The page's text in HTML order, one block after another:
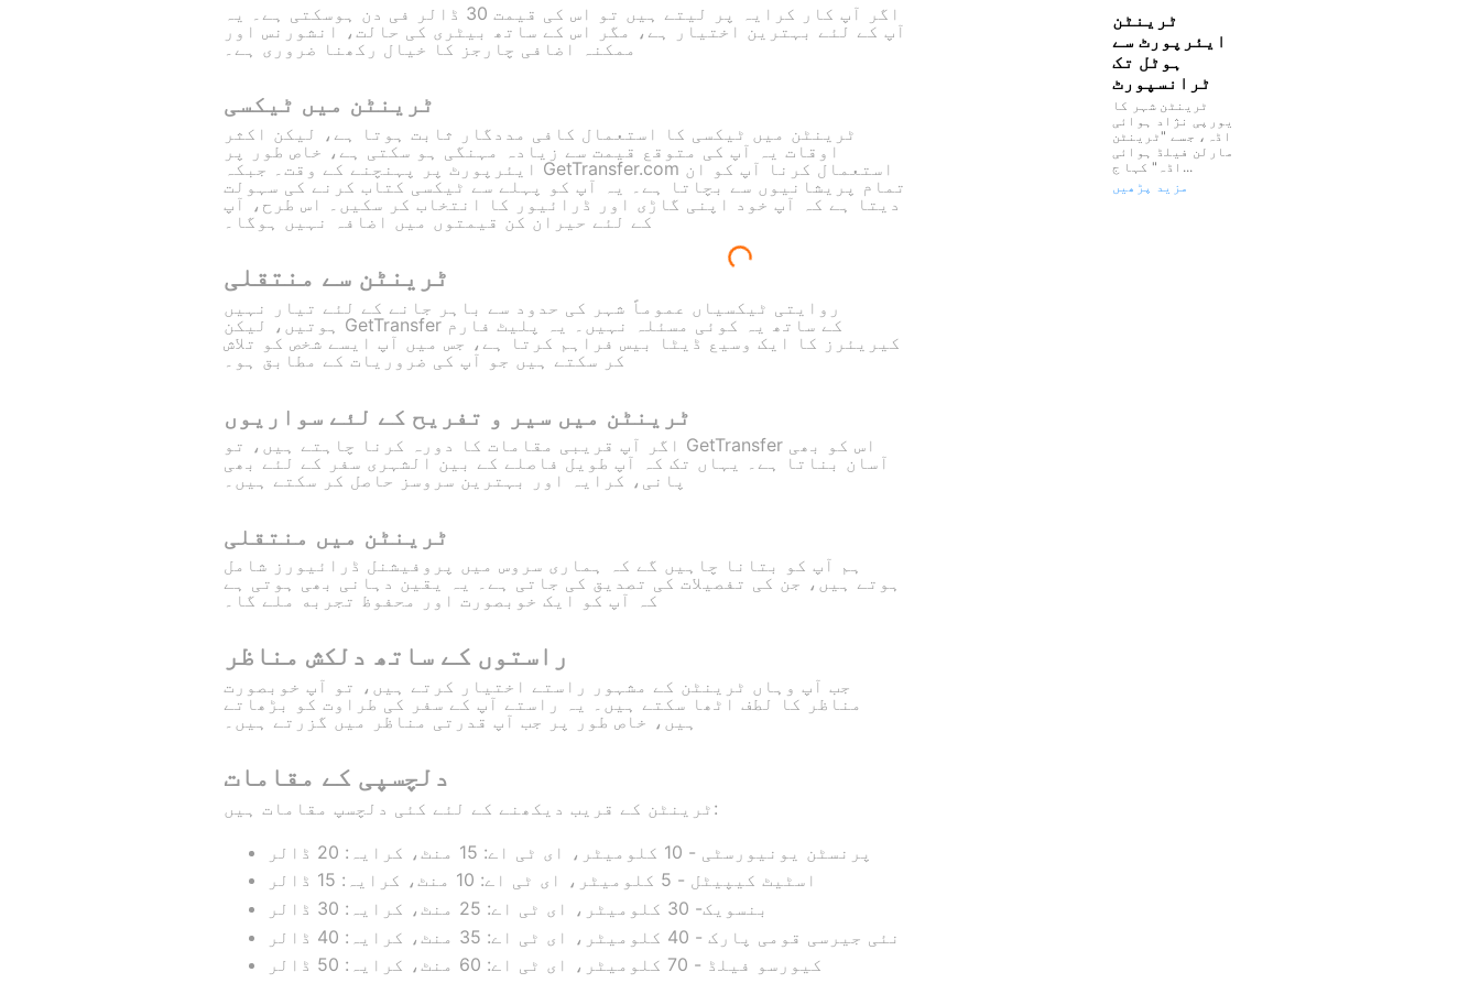
اگر آپ کار کرایہ پر لیتے ہیں تو اس کی قیمت 30 ڈالر فی دن ہوسکتی ہے۔ یہ
آپ کے لئے بہترین اختیار ہے، مگر اس کے ساتھ بیٹری کی حالت، انشورنس اور
ممکنہ اضافی چارجز کا خیال رکھنا ضروری ہے۔
ٹرینٹن میں ٹیکسی
ٹرینٹن میں ٹیکسی کا استعمال کافی مددگار ثابت ہوتا ہے، لیکن اکثر
اوقات یہ آپ کی متوقع قیمت سے زیادہ مہنگی ہو سکتی ہے، خاص طور پر
ایئرپورٹ پر پہنچنے کے وقت۔ جبکہ GetTransfer.com استعمال کرنا آپ کو ان
تمام پریشانیوں سے بچاتا ہے۔ یہ آپ کو پہلے سے ٹیکسی کتاب کرنے کی سہولت
دیتا ہے کہ آپ خود اپنی گاڑی اور ڈرائیور کا انتخاب کر سکیں۔ اس طرح، آپ
کے لئے حیران کن قیمتوں میں اضافہ نہیں ہوگا۔
ٹرینٹن سے منتقلی
روایتی ٹیکسیاں عموماً شہر کی حدود سے باہر جانے کے لئے تیار نہیں
ہوتیں، لیکن GetTransfer کے ساتھ یہ کوئی مسئلہ نہیں۔ یہ پلیٹ فارم
کیریئرز کا ایک وسیع ڈیٹا بیس فراہم کرتا ہے، جس میں آپ ایسے شخص کو تلاش
کر سکتے ہیں جو آپ کی ضروریات کے مطابق ہو۔
ٹرینٹن میں سیر و تفریح کے لئے سواریوں
اگر آپ قریبی مقامات کا دورہ کرنا چاہتے ہیں، تو GetTransfer اس کو بھی
آسان بناتا ہے۔ یہاں تک کہ آپ طویل فاصلے کے بین الشہری سفر کے لئے بھی
پانی، کرایہ اور بہترین سروسز حاصل کر سکتے ہیں۔
ٹرینٹن میں منتقلی
ہم آپ کو بتانا چاہیں گے کہ ہماری سروس میں پروفیشنل ڈرائیورز شامل
ہوتے ہیں، جن کی تفصیلات کی تصدیق کی جاتی ہے۔ یہ یقین دہانی بھی ہوتی ہے
کہ آپ کو ایک خوبصورت اور محفوظ تجربه ملے گا۔
راستوں کے ساتھ دلکش مناظر
جب آپ وہاں ٹرینٹن کے مشہور راستے اختیار کرتے ہیں، تو آپ خوبصورت
مناظر کا لطف اٹھا سکتے ہیں۔ یہ راستے آپ کے سفر کی طراوت کو بڑھاتے
ہیں، خاص طور پر جب آپ قدرتی مناظر میں گزرتے ہیں۔
دلچسپی کے مقامات
ٹرینٹن کے قریب دیکھنے کے لئے کئی دلچسپ مقامات ہیں:
پرنسٹن یونیورسٹی - 10 کلومیٹر، ای ٹی اے: 15 منٹ، کرایہ: 20 ڈالر
اسٹیٹ کیپیٹل - 5 کلومیٹر، ای ٹی اے: 10 منٹ، کرایہ: 15 ڈالر
بنسویک- 30 کلومیٹر، ای ٹی اے: 25 منٹ، کرایہ: 30 ڈالر
نئی جیرسی قومی پارک - 40 کلومیٹر، ای ٹی اے: 35 منٹ، کرایہ: 40 ڈالر
کیورسو فیلڈ - 70 کلومیٹر، ای ٹی اے: 60 منٹ، کرایہ: 50 ڈالر
ٹرینٹن
ایئرپورٹ سے
ہوٹل تک
ٹرانسپورٹ
ٹرینٹن شہر کا
یورپی نژاد ہوائی
اڈہ، جسے "ٹرینٹن
مارلن فیلڈ ہوائی
اڈہ" کہا ج...
مزید پڑھیں